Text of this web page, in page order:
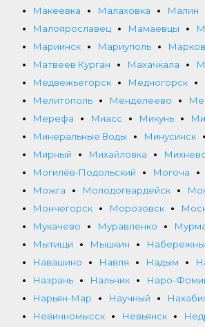
Макеевка
Малаховка
Малин
Малоярославец
Мамаевцы
Мариинск
Мариуполь
Матвеев Курган
Махачкала
Медвежьегорск
Медногорск
Мелитополь
Менделеево
Мерефа
Миасс Микунь
Минеральные Воды
Минусинск
Мирный
Михайловка
Могилёв-Подольский
Могоча
Можга
Молодогвардейск
Мончегорск
Морозовск
Мукачево
Муравленко
Мытищи
Мышкин
Навашино
Навля Надым
Назрань
Нальчик
Наро-
Нарьян-Мар
Научный
Невинномысск
Невьянск